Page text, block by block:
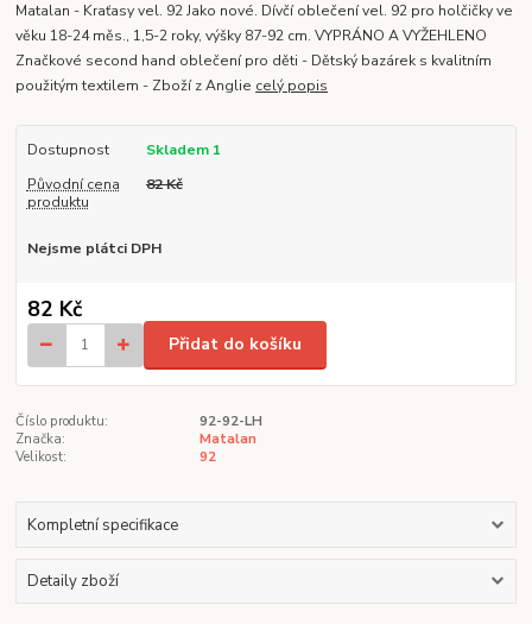
Matalan - Kraťasy vel. 92 Jako nové. Dívčí oblečení vel. 92 pro holčičky ve
věku 18-24 měs., 1,5-2 roky, výšky 87-92 cm. VYPRÁNO A VYŽEHLENO
Značkové second hand oblečení pro děti - Dětský bazárek s kvalitním
použitým textilem - Zboží z Anglie celý popis
Dostupnost
Skladem 1
Původní cena
produktu
82 Kč
Nejsme plátci DPH
82 Kč
Přidat do košíku
Číslo produktu:
92-92-LH
Značka:
Matalan
Velikost:
92
Kompletní specifikace
Detaily zboží